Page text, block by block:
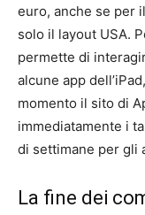
euro, anche se per
solo il layout USA.
permette di
alcune app
momento il sito di
immediatamente i
di settimane per gli
La fine dei